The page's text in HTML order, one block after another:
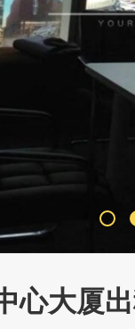
心大厦